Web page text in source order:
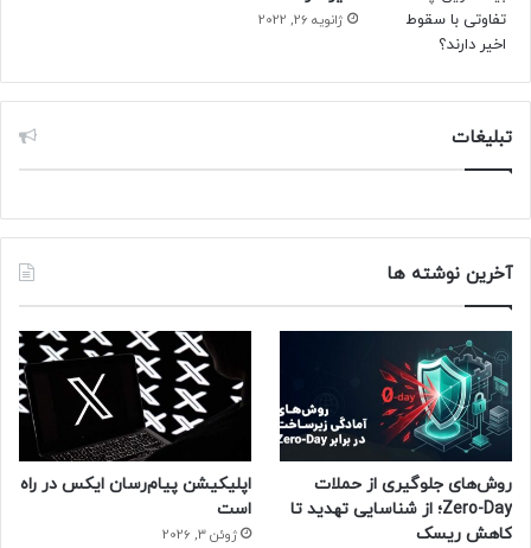
ژانویه 26, 2022
تبلیغات
آخرین نوشته ها
روش‌های جلوگیری از حملات
Zero-Day؛ از شناسایی تهدید تا
کاهش ریسک
اپلیکیشن پیام‌رسان ایکس در راه
است
ژوئن 3, 2026